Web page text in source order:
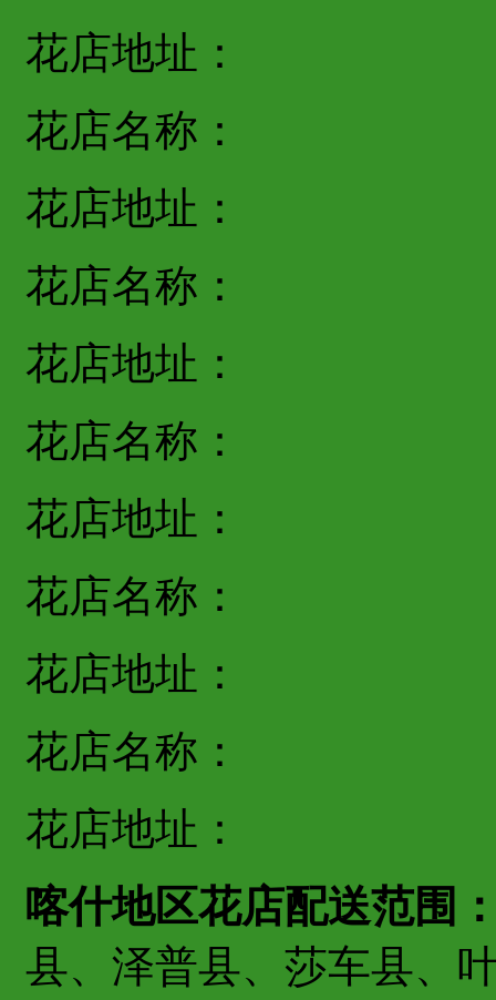
花店地址：
花店名称：
花店地址：
花店名称：
花店地址：
花店名称：
花店地址：
花店名称：
花店地址：
花店名称：
花店地址：
喀什地区花店配送范围
县、泽普县、莎车县、